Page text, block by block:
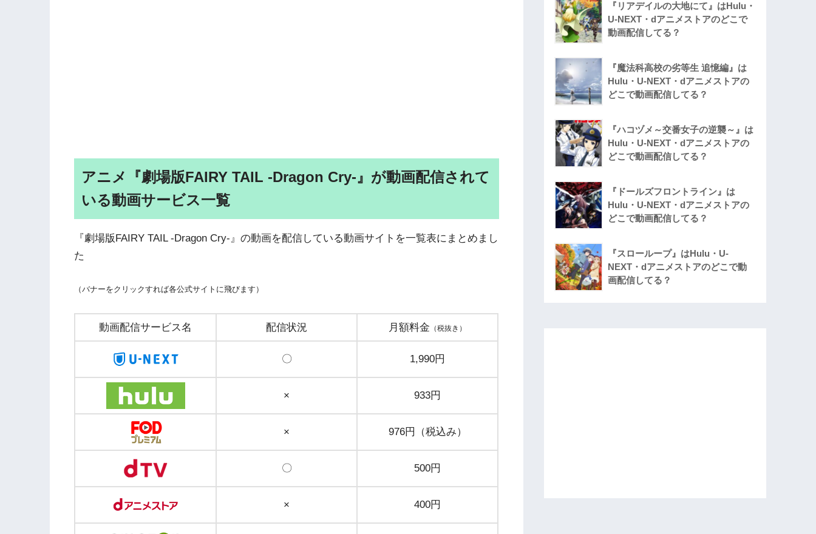
アニメ『劇場版FAIRY TAIL -Dragon Cry-』が動画配信されて
いる動画サービス一覧
『劇場版FAIRY TAIL -Dragon Cry-』の動画を配信している動画サイトを一覧表にまとめまし
た
（バナーをクリックすれば各公式サイトに飛びます）
動画配信サービス名 配信状況 月額料金 （税抜き）
〇 1,990円
× 933円
× 976円（税込み）
〇 500円
× 400円
『リアデイルの大地にて』はHulu・
U-NEXT・dアニメストアのどこで
動画配信してる？
『魔法科高校の劣等生 追憶編』は
Hulu・U-NEXT・dアニメストアの
どこで動画配信してる？
『ハコヅメ～交番女子の逆襲～』は
Hulu・U-NEXT・dアニメストアの
どこで動画配信してる？
『ドールズフロントライン』は
Hulu・U-NEXT・dアニメストアの
どこで動画配信してる？
『スローループ』はHulu・U-
NEXT・dアニメストアのどこで動
画配信してる？